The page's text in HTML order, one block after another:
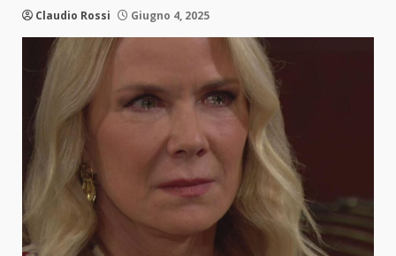
Claudio Rossi Giugno 4, 2025